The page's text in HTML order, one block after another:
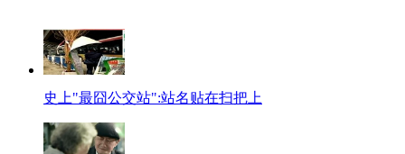
史上"最囧公交站":站名贴在扫把上